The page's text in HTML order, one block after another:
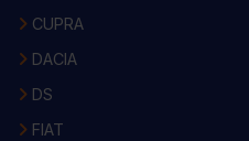
CUPRA
DACIA
DS
FIAT